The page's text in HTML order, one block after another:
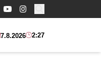
Buscar:
7.8.2026 2:27